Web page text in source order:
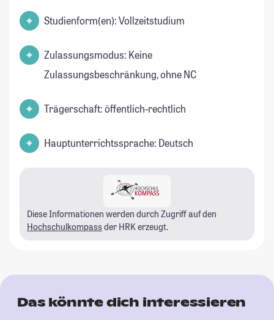
Studienform(en): Vollzeitstudium
Zulassungsmodus: Keine
Zulassungsbeschränkung, ohne NC
Trägerschaft: öffentlich-rechtlich
Hauptunterrichtssprache: Deutsch
Diese Informationen werden durch Zugriff auf den
Hochschulkompass der HRK erzeugt.
Das könnte dich interessieren